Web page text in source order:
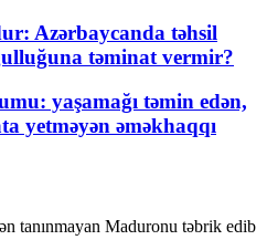
Azərbaycanda təhsil
təminat vermir?
yaşamağı təmin edən,
yetməyən əməkhaqqı
tanınmayan Maduronu təbrik edib